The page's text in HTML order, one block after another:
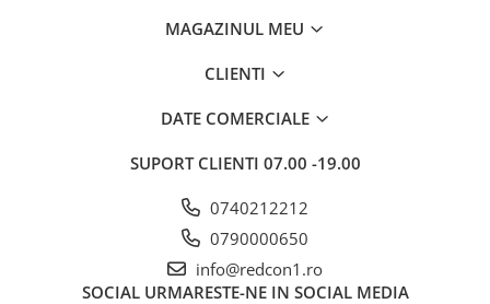
MAGAZINUL MEU
CLIENTI
DATE COMERCIALE
SUPORT CLIENTI 07.00 -19.00
0740212212
0790000650
info@redcon1.ro
SOCIAL URMARESTE-NE IN SOCIAL MEDIA